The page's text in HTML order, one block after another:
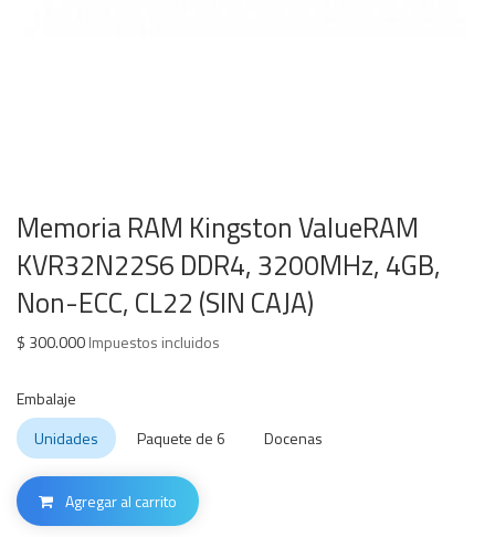
Memoria RAM Kingston ValueRAM
KVR32N22S6 DDR4, 3200MHz, 4GB,
Non-ECC, CL22 (SIN CAJA)
$ 300.000Impuestos incluidos
Embalaje
Unidades
Paquete de 6 Docenas
Agregar al carrito